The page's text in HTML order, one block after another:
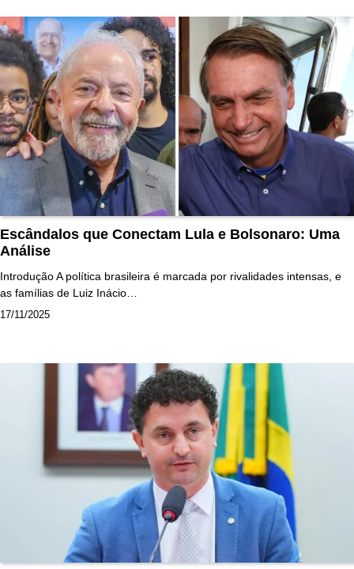
Escândalos que Conectam Lula e Bolsonaro: Uma
Análise
Introdução A política brasileira é marcada por rivalidades intensas, e
as famílias de Luiz Inácio…
17/11/2025